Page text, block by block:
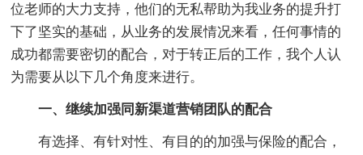
位老师的大力支持，他们的无私帮助为我业务的提升打
下了坚实的基础，从业务的发展情况来看，任何事情的
成功都需要密切的配合，对于转正后的工作，我个人认
为需要从以下几个角度来进行。
一、继续加强同新渠道营销团队的配合
有选择、有针对性、有目的的加强与保险的配合，